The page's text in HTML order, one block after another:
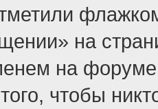
на
на
чтобы